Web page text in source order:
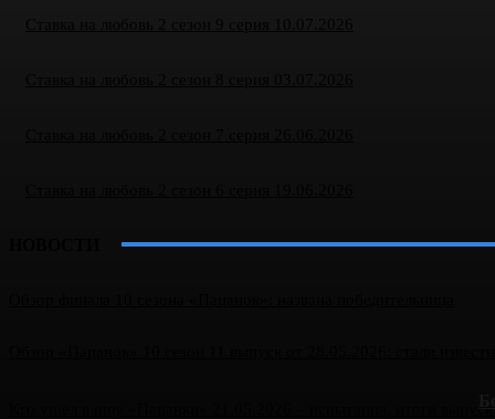
Кто ушел в шоу «Пацанки» 21.05.2026 – испытания, итоги выпуска